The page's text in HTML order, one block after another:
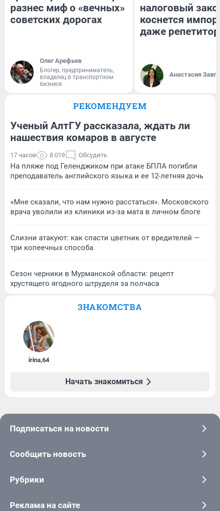
разнес миф о «вечных»
советских дорогах
Олег Арефьев
Блогер, предприниматель,
владелец в транспортном
бизнесе
налоговый
коснется
даже
Анастасия
РЕКОМЕНДУЕМ
Ученый АлтГУ рассказала, ждать ли
нашествия комаров в августе
17 часов 8 019 Обсудить
На пляже под Геленджиком при атаке БПЛА погибли
преподаватель английского языка и ее 12-летняя дочь
«Мне сказали, что нам нужно расстаться». Московского
врача уволили из клиники из-за мата в личном блоге
Слизни атакуют: как спасти цветник от вредителей —
три копеечных способа
Сезон черники в Мурманской области: рецепт
хрустящего ягодного штруделя за полчаса
ЗНАКОМСТВА
irina,64
Начать знакомиться
Подписаться на новости
Сообщить новость
Рубрики
Реклама на сайте